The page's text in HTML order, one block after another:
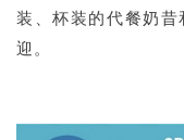
装、杯装的代餐奶
迎。